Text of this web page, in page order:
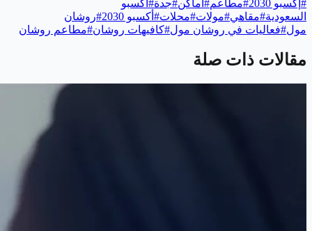
# إكسبو 2030 #مطاعم# أماكن#جدة# أكسبو
السعودية#مقاهي#مولات#محلات# أكسبو 2030 #روشان
مول#فعاليات في روشان مول#كافيهات روشان#مطاعم روشان
مقالات ذات صلة